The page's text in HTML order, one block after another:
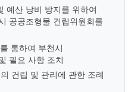
예산 낭비 방지를 위하여
공공조형물 건립위원회를
통하여 부천시
필요 사항 조치
건립 및 관리에 관한 조례